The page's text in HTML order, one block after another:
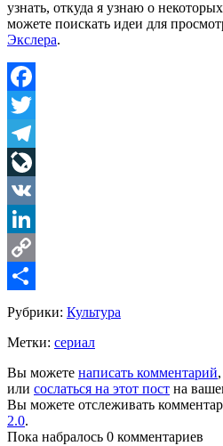
узнать, откуда я узнаю о
можете поискать идеи для
Экслера.
Facebook
Twitter
Telegram
LiveJournal
VK
LinkedIn
Copy
Link
Share
Рубрики: Культура
Метки: сериал
Вы можете написать комментарий,
или сослаться на этот пост на
Вы можете отслеживать
2.0.
Пока набралось 0 комментариев